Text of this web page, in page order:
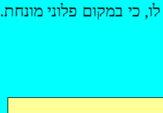
כי במקום פלוני מונחת.